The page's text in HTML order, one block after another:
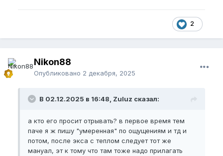
2
Nikon88
Опубликовано 2 декабря, 2025
В 02.12.2025 в 16:48, Zuluz сказал:
а кто его просит отрывать? в первое время тем
паче я ж пишу "умеренная" по ощущениям и тд и
потом, после экса с теплом следует тот же
мануал, эт к тому что там тоже надо прилагать